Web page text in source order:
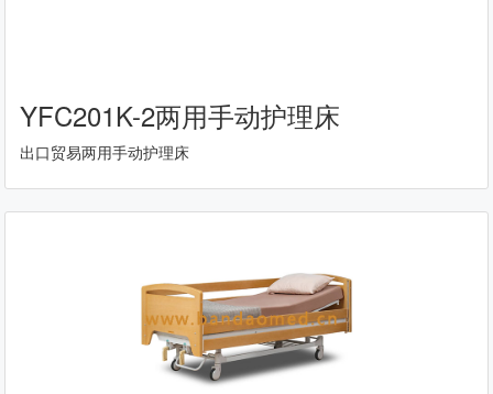
YFC201K-2两用手动护理床
出口贸易两用手动护理床